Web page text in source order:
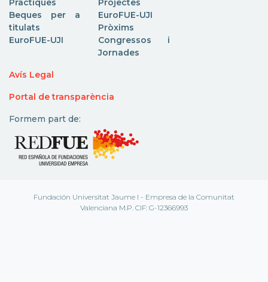
Pràctiques
Beques per a
titulats
EuroFUE-UJI
Projectes
EuroFUE-UJI
Pròxims
Congressos i
Jornades
Avís Legal
Portal de transparència
Formem part de:
Fundación Universitat Jaume I - Empresa de la Comunitat
Valenciana M.P. CIF: G-12366993